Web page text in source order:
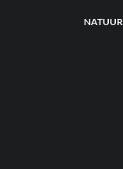
NATUUR